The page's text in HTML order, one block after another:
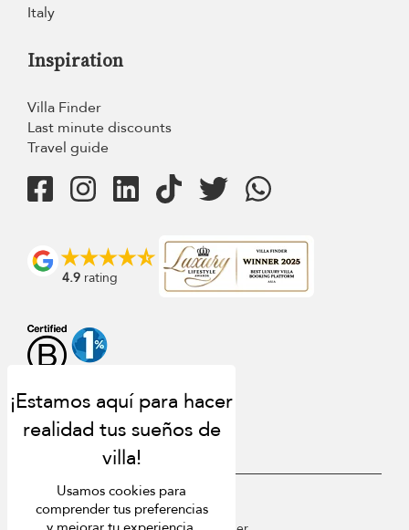
Italy
Inspiration
Villa Finder
Last minute discounts
Travel guide
4.9 rating
USD $ es Español
Usamos cookies para
comprender tus preferencias